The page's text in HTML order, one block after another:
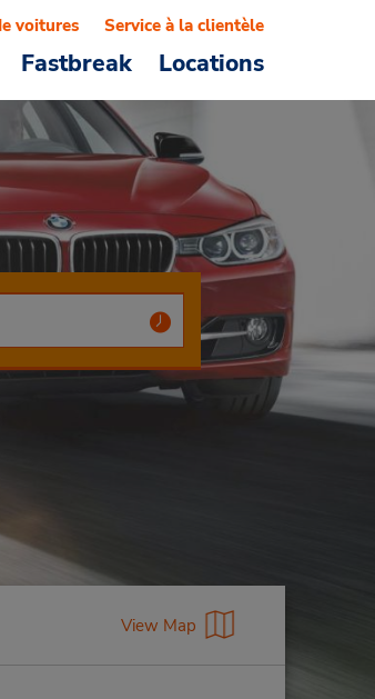
Fastbreak Locations
voitures Service à la clientèle
View Map